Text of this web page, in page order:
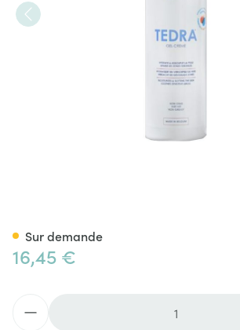
16,45 €
Sur demande